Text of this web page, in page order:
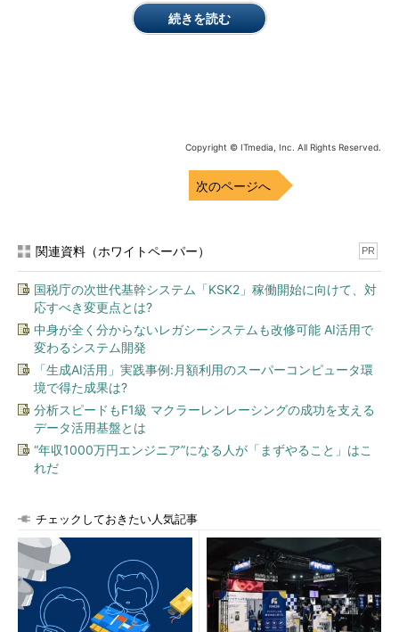
Windows 10 Creators Update
1703）」がCBに対してリリースされます。
一方、Windows 10初期リリース（バージョン1507）のサポー
了する予定でしたが、2017年2月初めに5月まで延長されること
が発表されました。
Windows 10 v1607 media now available
（Microsoft TechNet、Windows for IT Pros）
Windows 10 Anniversary Update（バージョン1607）のCBB向
けリリースから既に数カ月が経過しているため、2017年3月時点
でWindows 10初期リリース（バージョン1507）やWindows 10
November Update（バージョン1511）を新規インストールまた
はアップグレードインストールすると、初回（または早い段階）
のWindows UpdateでWindows 10 Anniversary Update（バージ
う（画面1 ）。
続きを読む
Copyright © ITmedia, Inc. All Rights Reserved.
次のページへ
関連資料（ホワイトペーパー） PR
国税庁の次世代基幹システム「KSK2」稼働開始に向けて、対
応すべき変更点とは?
中身が全く分からないレガシーシステムも改修可能 AI活用で
変わるシステム開発
「生成AI活用」実践事例:月額利用のスーパーコンピュータ環
境で得た成果は?
分析スピードもF1級 マクラーレンレーシングの成功を支える
データ活用基盤とは
“年収1000万円エンジニア”になる人が「まずやること」はこ
れだ
チェックしておきたい人気記事